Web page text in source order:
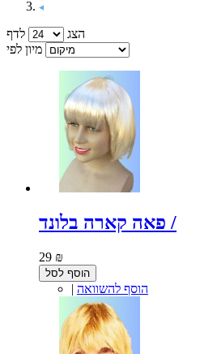
הצג
לדף
מיון לפי
פאה קארה בלונד /
29 ₪
הוסף לסל
| הוסף להשוואה